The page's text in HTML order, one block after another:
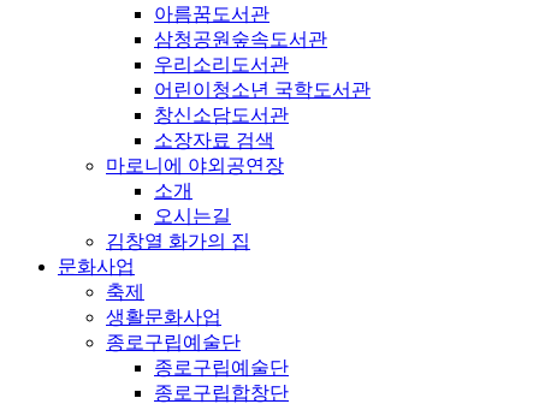
아름꿈도서관
삼청공원숲속도서관
우리소리도서관
어린이청소년 국학도서관
창신소담도서관
소장자료 검색
마로니에 야외공연장
소개
오시는길
김창열 화가의 집
문화사업
축제
생활문화사업
종로구립예술단
종로구립예술단
종로구립합창단